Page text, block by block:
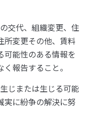
交代、組織変更、住
所変更その他、賃料
可能性のある情報を
報告すること。
じまたは生じる可能
実に紛争の解決に努